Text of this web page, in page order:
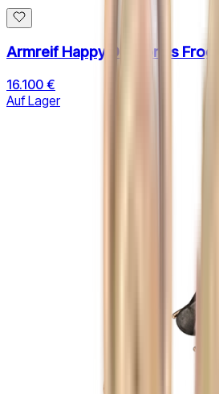
Armreif Happy Diamonds Frog
16.100 €
Auf Lager